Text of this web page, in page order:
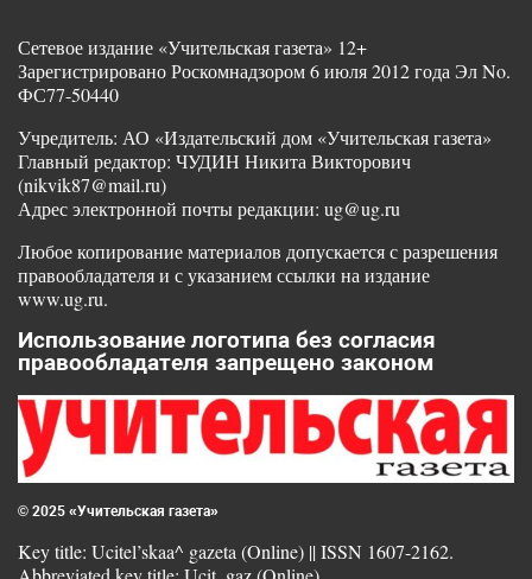
Сетевое издание «Учительская газета» 12+
Зарегистрировано Роскомнадзором 6 июля 2012 года Эл No.
ФС77-50440
Учредитель: АО «Издательский дом «Учительская газета»
Главный редактор: ЧУДИН Никита Викторович
(nikvik87@mail.ru)
Адрес электронной почты редакции: ug@ug.ru
Любое копирование материалов допускается с разрешения
правообладателя и с указанием ссылки на издание
www.ug.ru.
Использование логотипа без согласия
правообладателя запрещено законом
© 2025 «Учительская газета»
Key title: Ucitel’skaa^ gazeta (Online) || ISSN 1607-2162.